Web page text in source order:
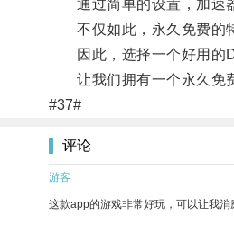
通过简单的设置，加速器
不仅如此，永久免费的特
因此，选择一个好用的
让我们拥有一个永久免费
#37#
评论
游客
这款app的游戏非常好玩，可以让我消